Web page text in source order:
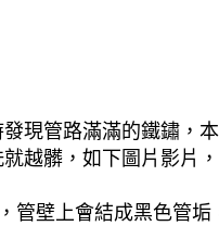
現管路滿滿的鐵鏽，
越髒，如下圖片影片
壁上會結成黑色管